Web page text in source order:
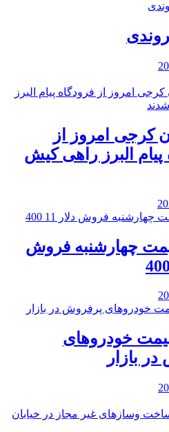
کرجی امروز از
پیام البرز راهی کیش
چهارشنبه فروش
خودرو‌های
بازار